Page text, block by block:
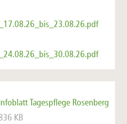
Tagespflege Rosenberg
KB